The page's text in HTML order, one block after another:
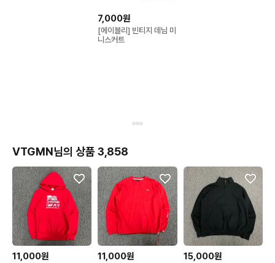
7,000원
[에이블리] 빈티지 데님 미
니스커트
VTGMN님의 상품 3,858
11,000원 11,000원 15,000원